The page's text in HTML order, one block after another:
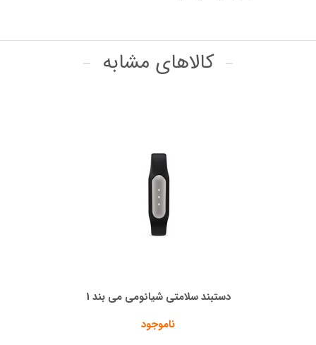
کالاهای مشابه
دستبند سلامتی شیائومی می بند 1
ناموجود